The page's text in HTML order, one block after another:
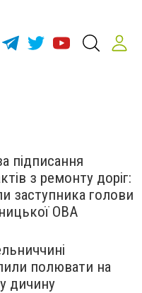
підписання
з ремонту доріг:
заступника голови
ОВА
полювати на
дичину